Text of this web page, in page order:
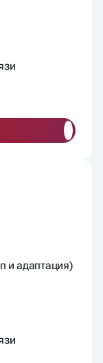
и адаптация)